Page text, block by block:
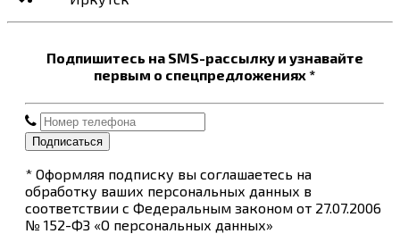
Подпишитесь на SMS-рассылку и узнавайте
первым о спецпредложениях *
Подписаться
* Оформляя подписку вы соглашаетесь на
обработку ваших персональных данных в
соответствии с Федеральным законом от 27.07.2006
№ 152-ФЗ «О персональных данных»